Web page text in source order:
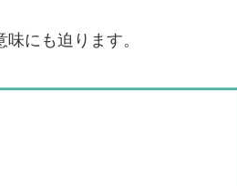
にも迫ります。